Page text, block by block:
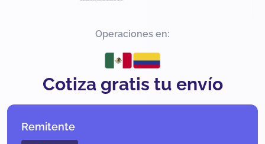
Operaciones en:
Cotiza gratis tu envío
Remitente